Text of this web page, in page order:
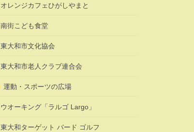
オレンジカフェひがしやまと
南街こども食堂
東大和市文化協会
東大和市老人クラブ連合会
運動・スポーツの広場
ウオーキング「ラルゴ Largo」
東大和ターゲット バード ゴルフ